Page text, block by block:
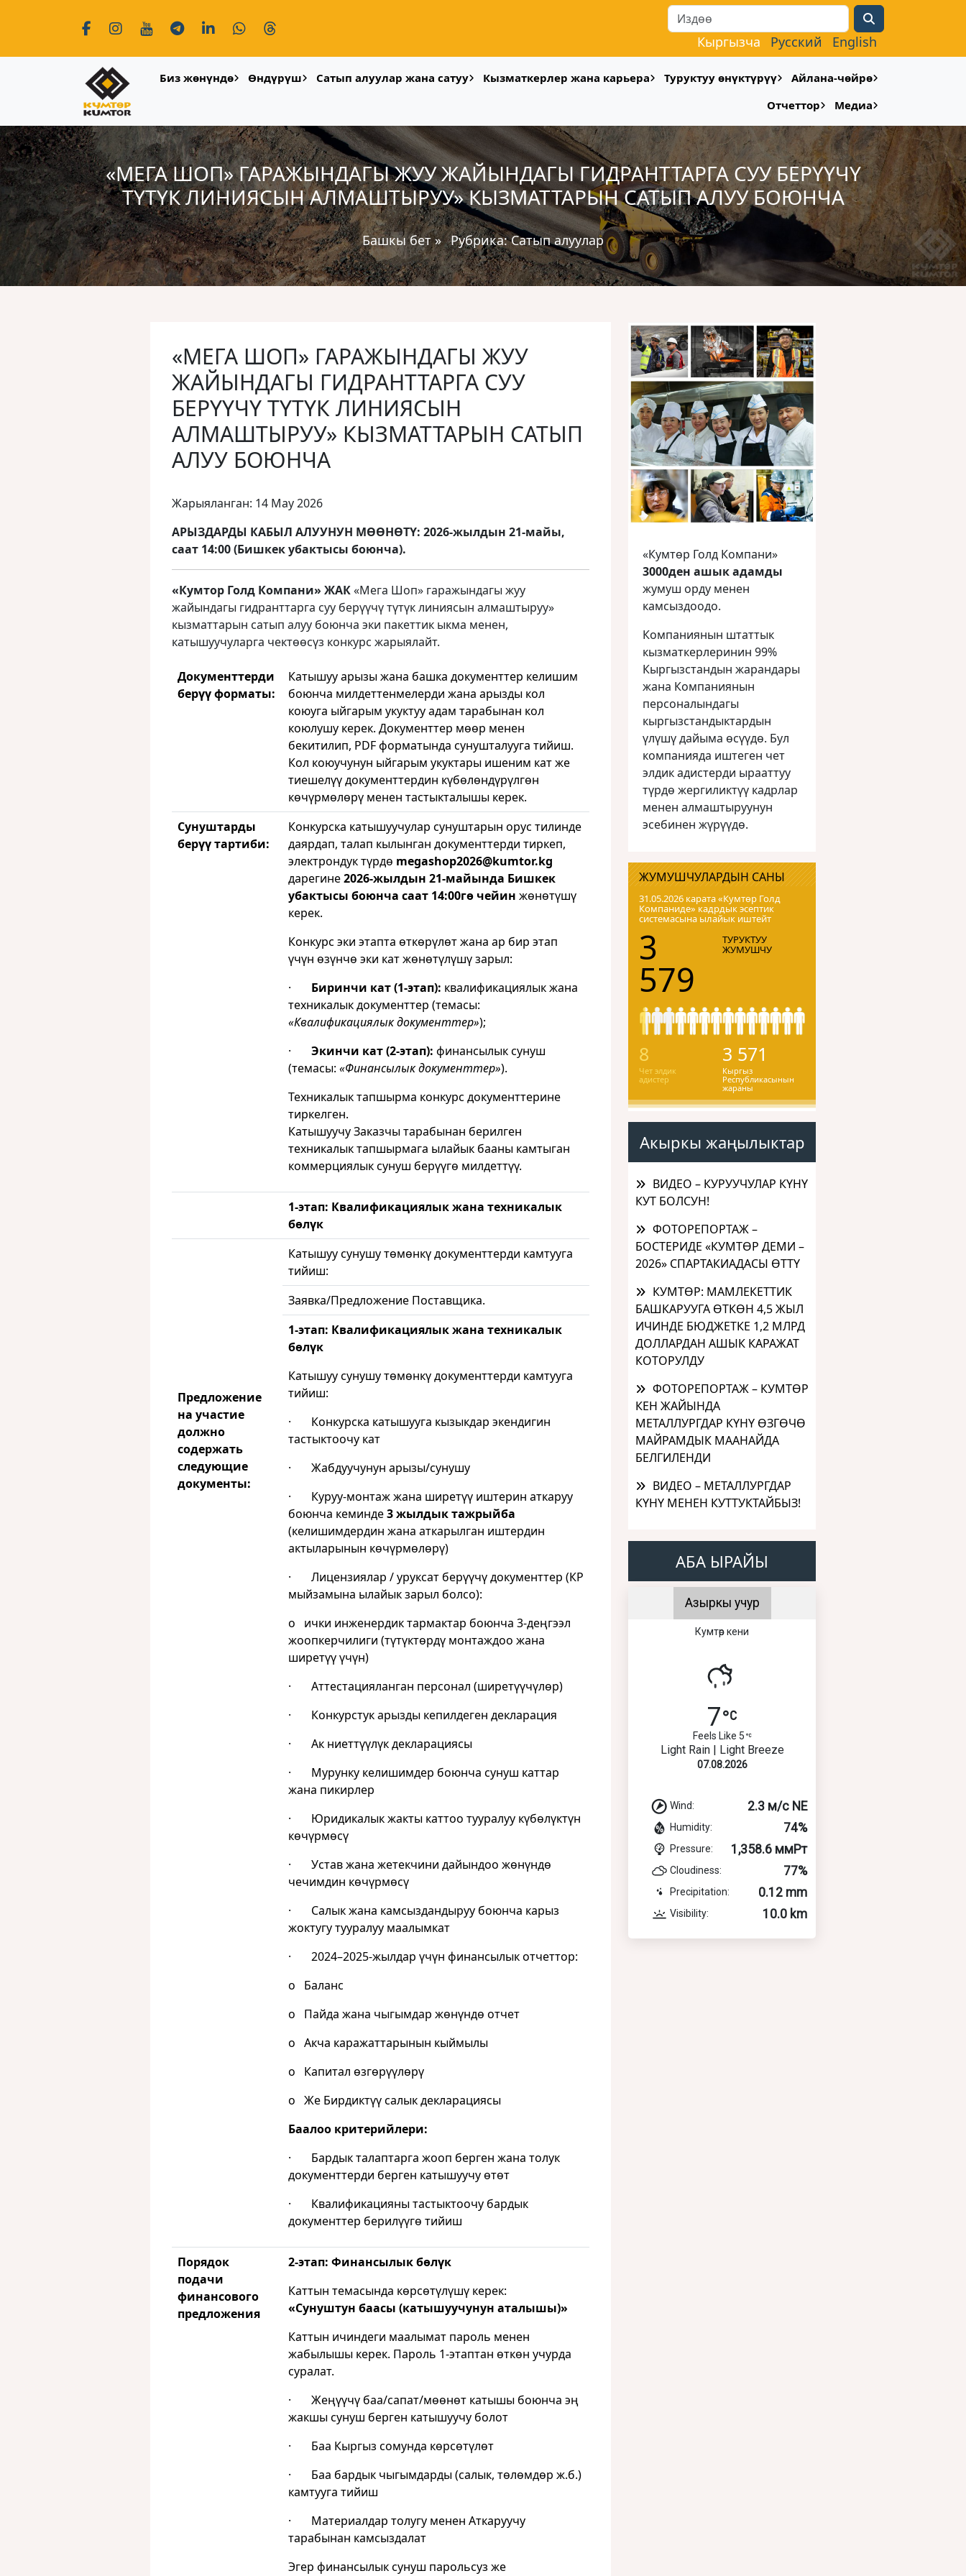
Search
Кыргызча Русский English
Биз жөнүндө Өндүрүш Сатып алуулар жана сатуу Кызматкерлер жана карьера Туруктуу өнүктүрүү
Айлана-чөйрө
Отчеттор
Медиа
«МЕГА ШОП» ГАРАЖЫНДАГЫ ЖУУ ЖАЙЫНДАГЫ ГИДРАНТТАРГА СУУ БЕРҮҮЧҮ
ТҮТҮК ЛИНИЯСЫН АЛМАШТЫРУУ» КЫЗМАТТАРЫН САТЫП АЛУУ БОЮНЧА
Башкы бет» Рубрика:Сатып алуулар
«МЕГА ШОП» ГАРАЖЫНДАГЫ ЖУУ
ЖАЙЫНДАГЫ ГИДРАНТТАРГА СУУ
БЕРҮҮЧҮ ТҮТҮК ЛИНИЯСЫН
АЛМАШТЫРУУ» КЫЗМАТТАРЫН САТЫП
АЛУУ БОЮНЧА
Жарыяланган: 14 May 2026
АРЫЗДАРДЫ КАБЫЛ АЛУУНУН МӨӨНӨТҮ: 2026-жылдын 21-майы,
саат 14:00 (Бишкек убактысы боюнча).
«Кумтор Голд Компани» ЖАК«Мега Шоп» гаражындагы жуу
жайындагы гидранттарга суу берүүчү түтүк линиясын алмаштыруу»
кызматтарын сатып алуу боюнча эки пакеттик ыкма менен,
катышуучуларга чектөөсүз конкурс жарыялайт.
Документтерди
берүү форматы:
Катышуу арызы жана башка документтер келишим
боюнча милдеттенмелерди жана арызды кол
коюуга ыйгарым укуктуу адам тарабынан кол
коюлушу керек. Документтер мөөр менен
бекитилип, PDF форматында сунушталууга тийиш.
Кол коюучунун ыйгарым укуктары ишеним кат же
тиешелүү документтердин күбөлөндүрүлгөн
көчүрмөлөрү менен тастыкталышы керек.
Сунуштарды
берүү тартиби:
Конкурска катышуучулар сунуштарын орус тилинде
даярдап, талап кылынган документтерди тиркеп,
электрондук түрдө megashop2026@kumtor.kg
дарегине2026-жылдын 21-майында Бишкек
убактысы боюнча саат 14:00гө чейин жөнөтүшү
керек.
Конкурс эки этапта өткөрүлөт жана ар бир этап
үчүн өзүнчө эки кат жөнөтүлүшү зарыл:
· Биринчи кат (1-этап): квалификациялык жана
техникалык документтер (темасы:
«Квалификациялык документтер»);
· Экинчи кат (2-этап): финансылык сунуш
(темасы: «Финансылык документтер»).
Техникалык тапшырма конкурс документтерине
тиркелген.
Катышуучу Заказчы тарабынан берилген
техникалык тапшырмага ылайык бааны камтыган
коммерциялык сунуш берүүгө милдеттүү.
1-этап: Квалификациялык жана техникалык
бөлүк
Предложение
на участие
должно
содержать
следующие
документы:
Катышуу сунушу төмөнкү документтерди камтууга
тийиш:
Заявка/Предложение Поставщика.
1-этап: Квалификациялык жана техникалык
бөлүк
Катышуу сунушу төмөнкү документтерди камтууга
тийиш:
· Конкурска катышууга кызыкдар экендигин
тастыктоочу кат
· Жабдуучунун арызы/сунушу
· Куруу-монтаж жана ширетүү иштерин аткаруу
боюнча кеминде3 жылдык тажрыйба
(келишимдердин жана аткарылган иштердин
актыларынын көчүрмөлөрү)
· Лицензиялар / уруксат берүүчү документтер (КР
мыйзамына ылайык зарыл болсо):
o ички инженердик тармактар боюнча 3-деңгээл
жоопкерчилиги (түтүктөрдү монтаждоо жана
ширетүү үчүн)
· Аттестацияланган персонал (ширетүүчүлөр)
· Конкурстук арызды кепилдеген декларация
· Ак ниеттүүлүк декларациясы
· Мурунку келишимдер боюнча сунуш каттар
жана пикирлер
· Юридикалык жакты каттоо тууралуу күбөлүктүн
көчүрмөсү
· Устав жана жетекчини дайындоо жөнүндө
чечимдин көчүрмөсү
· Салык жана камсыздандыруу боюнча карыз
жоктугу тууралуу маалымкат
· 2024–2025-жылдар үчүн финансылык отчеттор:
o Баланс
o Пайда жана чыгымдар жөнүндө отчет
o Акча каражаттарынын кыймылы
o Капитал өзгөрүүлөрү
o Же Бирдиктүү салык декларациясы
Баалоо критерийлери:
· Бардык талаптарга жооп берген жана толук
документтерди берген катышуучу өтөт
· Квалификацияны тастыктоочу бардык
документтер берилүүгө тийиш
Порядок
подачи
финансового
предложения
2-этап: Финансылык бөлүк
Каттын темасында көрсөтүлүшү керек:
«Сунуштун баасы (катышуучунун аталышы)»
Каттын ичиндеги маалымат пароль менен
жабылышы керек. Пароль 1-этаптан өткөн учурда
суралат.
· Жеңүүчү баа/сапат/мөөнөт катышы боюнча эң
жакшы сунуш берген катышуучу болот
· Баа Кыргыз сомунда көрсөтүлөт
· Баа бардык чыгымдарды (салык, төлөмдөр ж.б.)
камтууга тийиш
· Материалдар толугу менен Аткаруучу
тарабынан камсыздалат
Эгер финансылык сунуш парольсуз же
«Кумтөр Голд Компани»
3000ден ашык адамды
жумуш орду менен
камсыздоодо.
Компаниянын штаттык
кызматкерлеринин 99%
Кыргызстандын жарандары
жана Компаниянын
персоналындагы
кыргызстандыктардын
үлүшү дайыма өсүүдө. Бул
компанияда иштеген чет
элдик адистерди ырааттуу
түрдө жергиликтүү кадрлар
менен алмаштыруунун
эсебинен жүрүүдө.
ЖУМУШЧУЛАРДЫН САНЫ
31.05.2026 карата «Кумтɵр Голд
Компаниде» кадрдык эсептик
системасына ылайык иштейт
3
579
ТУРУКТУУ
ЖУМУШЧУ
8
Чет элдик
адистер
3 571
Кыргыз
Республикасынын
жараны
Акыркы жаңылыктар
ВИДЕО – КУРУУЧУЛАР КҮНҮ
КУТ БОЛСУН!
ФОТОРЕПОРТАЖ –
БОСТЕРИДЕ «КУМТӨР ДЕМИ –
2026» СПАРТАКИАДАСЫ ӨТТҮ
КУМТӨР: МАМЛЕКЕТТИК
БАШКАРУУГА ӨТКӨН 4,5 ЖЫЛ
ИЧИНДЕ БЮДЖЕТКЕ 1,2 МЛРД
ДОЛЛАРДАН АШЫК КАРАЖАТ
КОТОРУЛДУ
ФОТОРЕПОРТАЖ – КУМТӨР
КЕН ЖАЙЫНДА
МЕТАЛЛУРГДАР КҮНҮ ӨЗГӨЧӨ
МАЙРАМДЫК МААНАЙДА
БЕЛГИЛЕНДИ
ВИДЕО – МЕТАЛЛУРГДАР
КҮНҮ МЕНЕН КУТТУКТАЙБЫЗ!
АБА ЫРАЙЫ
Азыркы учур
Кумтөр кени
7
Feels Like 5
Light Rain | Light Breeze
07.08.2026
Wind: 2.3 м/с NE
Humidity: 74%
Pressure: 1,358.6 ммРт
Cloudiness: 77%
Precipitation: 0.12 mm
Visibility: 10.0 km